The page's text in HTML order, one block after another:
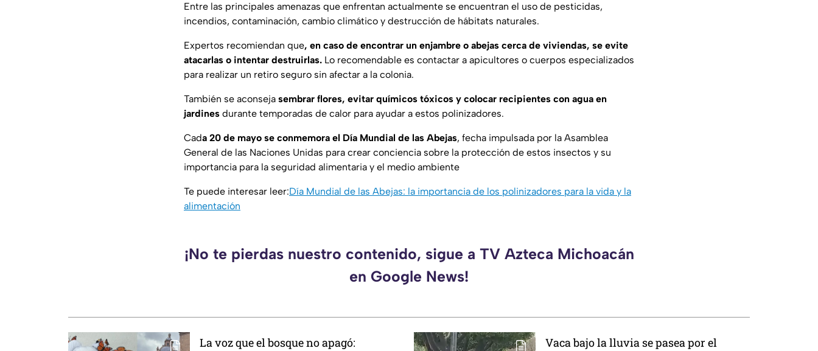
Entre las principales amenazas que enfrentan actualmente se encuentran el uso de pesticidas,
incendios, contaminación, cambio climático y destrucción de hábitats naturales.
Expertos recomiendan que, en caso de encontrar un enjambre o abejas cerca de viviendas, se evite
atacarlas o intentar destruirlas. Lo recomendable es contactar a apicultores o cuerpos especializados
para realizar un retiro seguro sin afectar a la colonia.
También se aconseja sembrar flores, evitar químicos tóxicos y colocar recipientes con agua en
jardines durante temporadas de calor para ayudar a estos polinizadores.
Cada 20 de mayo se conmemora el Día Mundial de las Abejas, fecha impulsada por la Asamblea
General de las Naciones Unidas para crear conciencia sobre la protección de estos insectos y su
importancia para la seguridad alimentaria y el medio ambiente
Te puede interesar leer:Día Mundial de las Abejas: la importancia de los polinizadores para la vida y la
alimentación
¡No te pierdas nuestro contenido, sigue a TV Azteca Michoacán
en Google News!
La voz que el bosque no apagó:
Vaca bajo la lluvia se pasea por el